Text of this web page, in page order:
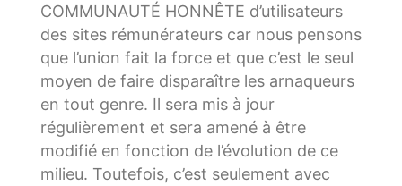
COMMUNAUTÉ HONNÊTE d’utilisateurs
des sites rémunérateurs car nous pensons
que l’union fait la force et que c’est le seul
moyen de faire disparaître les arnaqueurs
en tout genre. Il sera mis à jour
régulièrement et sera amené à être
modifié en fonction de l’évolution de ce
milieu. Toutefois, c’est seulement avec